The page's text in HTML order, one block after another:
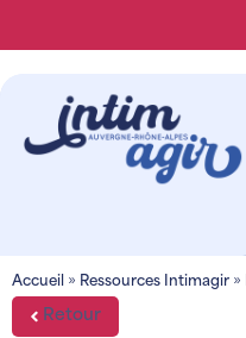
Accueil » Ressources Intimagir »
Retour